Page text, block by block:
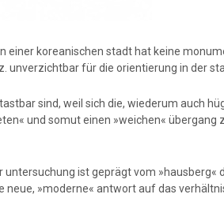
einer koreanischen stadt hat keine
für die orientierung in der
sind, weil sich die, wiederum auch
und somut einen »weichen«
ist geprägt vom »hausberg«
»moderne« antwort auf das